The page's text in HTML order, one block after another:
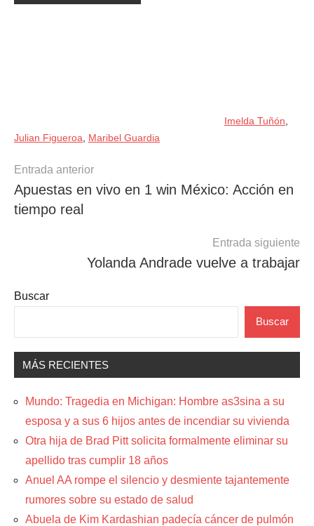
Imelda Tuñón
Julian Figueroa
Maribel Guardia
Navegación
de
entradas
Entrada anterior
Apuestas en vivo en 1 win México: Acción en
tiempo real
Entrada siguiente
Yolanda Andrade vuelve a trabajar
Buscar
Buscar
MÁS RECIENTES
Mundo: Tragedia en Michigan: Hombre as3sina a su
esposa y a sus 6 hijos antes de incendiar su vivienda
Otra hija de Brad Pitt solicita formalmente eliminar su
apellido tras cumplir 18 años
Anuel AA rompe el silencio y desmiente tajantemente
rumores sobre su estado de salud
Abuela de Kim Kardashian padecía cáncer de pulmón